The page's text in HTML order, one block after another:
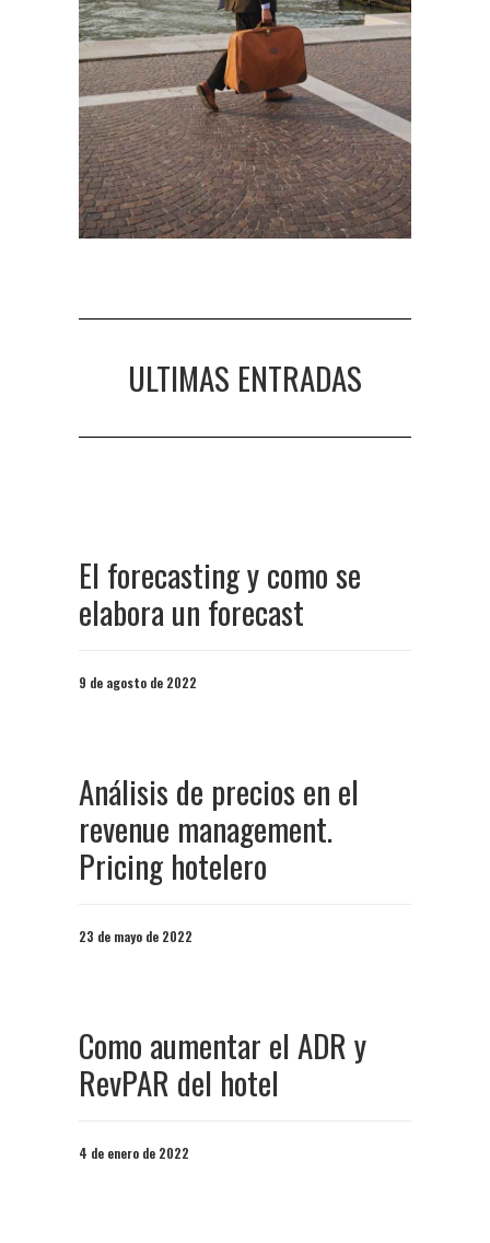
ULTIMAS ENTRADAS
El forecasting y como se
elabora un forecast
9 de agosto de 2022
Análisis de precios en el
revenue management.
Pricing hotelero
23 de mayo de 2022
Como aumentar el ADR y
RevPAR del hotel
4 de enero de 2022